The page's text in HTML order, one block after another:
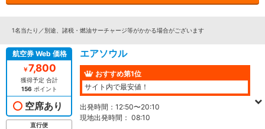
1名当たり／別途、諸税・燃油サーチャージ等がかかる場合がございます
航空券 Web 価格
￥7,800
獲得予定 合計
156 ポイント
空席あり
直行便
エアソウル
おすすめ第1位
サイト内で最安値！
出発時間： 12:50〜20:10
現地出発時間： 08:10